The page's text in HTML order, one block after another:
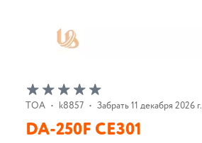
TOA • k8857 • Забрать 11 декабря 2026 г.
DA-250F CE301